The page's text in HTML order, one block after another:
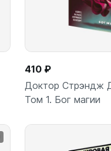
410 ₽
Доктор Стрэндж
Том 1. Бог магии